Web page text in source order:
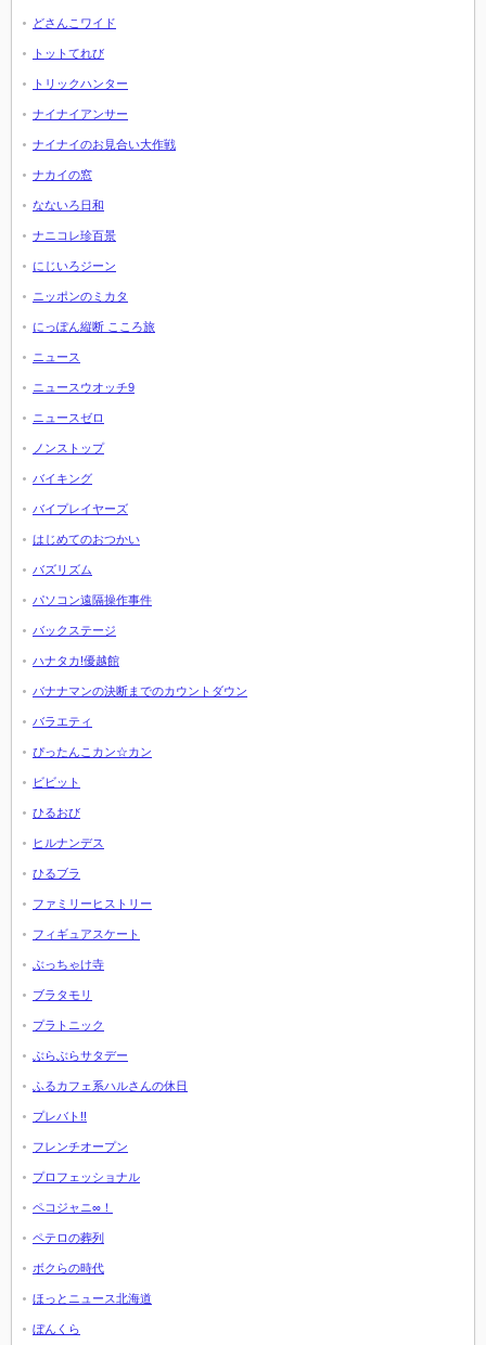
どさんこワイド
トットてれび
トリックハンター
ナイナイアンサー
ナイナイのお見合い大作戦
ナカイの窓
なないろ日和
ナニコレ珍百景
にじいろジーン
ニッポンのミカタ
にっぽん縦断 こころ旅
ニュース
ニュースウオッチ9
ニュースゼロ
ノンストップ
バイキング
バイプレイヤーズ
はじめてのおつかい
バズリズム
パソコン遠隔操作事件
バックステージ
ハナタカ!優越館
バナナマンの決断までのカウントダウン
バラエティ
ぴったんこカン☆カン
ビビット
ひるおび
ヒルナンデス
ひるブラ
ファミリーヒストリー
フィギュアスケート
ぶっちゃけ寺
ブラタモリ
プラトニック
ぶらぶらサタデー
ふるカフェ系ハルさんの休日
プレバト!!
フレンチオープン
プロフェッショナル
ペコジャニ∞！
ペテロの葬列
ボクらの時代
ほっとニュース北海道
ぼんくら